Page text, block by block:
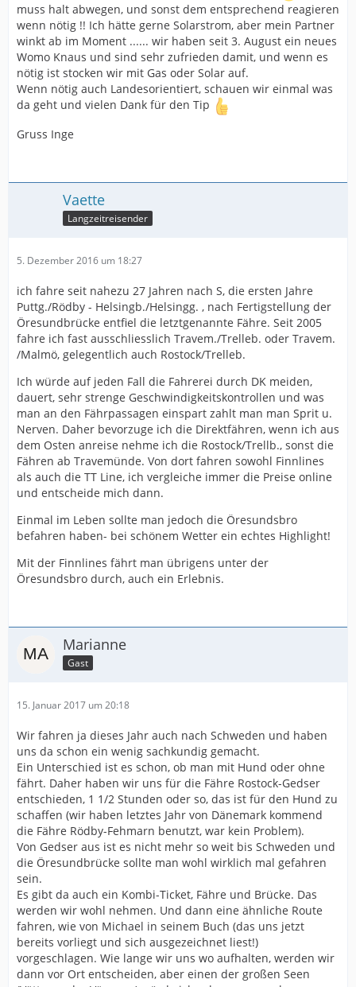
muss halt abwegen, und sonst dem entsprechend reagieren
wenn nötig !! Ich hätte gerne Solarstrom, aber mein Partner
winkt ab im Moment ...... wir haben seit 3. August ein neues
Womo Knaus und sind sehr zufrieden damit, und wenn es
nötig ist stocken wir mit Gas oder Solar auf.
Wenn nötig auch Landesorientiert, schauen wir einmal was
da geht und vielen Dank für den Tip
Gruss Inge
Vaette
Langzeitreisender
5. Dezember 2016 um 18:27
ich fahre seit nahezu 27 Jahren nach S, die ersten Jahre
Puttg./Rödby - Helsingb./Helsingg. , nach Fertigstellung der
Öresundbrücke entfiel die letztgenannte Fähre. Seit 2005
fahre ich fast ausschliesslich Travem./Trelleb. oder Travem.
/Malmö, gelegentlich auch Rostock/Trelleb.
Ich würde auf jeden Fall die Fahrerei durch DK meiden,
dauert, sehr strenge Geschwindigkeitskontrollen und was
man an den Fährpassagen einspart zahlt man man Sprit u.
Nerven. Daher bevorzuge ich die Direktfähren, wenn ich aus
dem Osten anreise nehme ich die Rostock/Trellb., sonst die
Fähren ab Travemünde. Von dort fahren sowohl Finnlines
als auch die TT Line, ich vergleiche immer die Preise online
und entscheide mich dann.
Einmal im Leben sollte man jedoch die Öresundsbro
befahren haben- bei schönem Wetter ein echtes Highlight!
Mit der Finnlines fährt man übrigens unter der
Öresundsbro durch, auch ein Erlebnis.
Marianne
Gast
15. Januar 2017 um 20:18
Wir fahren ja dieses Jahr auch nach Schweden und haben
uns da schon ein wenig sachkundig gemacht.
Ein Unterschied ist es schon, ob man mit Hund oder ohne
fährt. Daher haben wir uns für die Fähre Rostock-Gedser
entschieden, 1 1/2 Stunden oder so, das ist für den Hund zu
schaffen (wir haben letztes Jahr von Dänemark kommend
die Fähre Rödby-Fehmarn benutzt, war kein Problem).
Von Gedser aus ist es nicht mehr so weit bis Schweden und
die Öresundbrücke sollte man wohl wirklich mal gefahren
sein.
Es gibt da auch ein Kombi-Ticket, Fähre und Brücke. Das
werden wir wohl nehmen. Und dann eine ähnliche Route
fahren, wie von Michael in seinem Buch (das uns jetzt
bereits vorliegt und sich ausgezeichnet liest!)
vorgeschlagen. Wie lange wir uns wo aufhalten, werden wir
dann vor Ort entscheiden, aber einen der großen Seen